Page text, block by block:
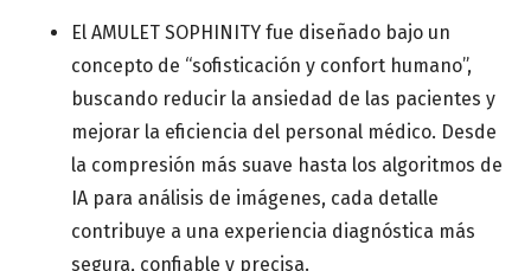
El AMULET SOPHINITY fue diseñado bajo un
concepto de “sofisticación y confort humano”,
buscando reducir la ansiedad de las pacientes y
mejorar la eficiencia del personal médico. Desde
la compresión más suave hasta los algoritmos de
IA para análisis de imágenes, cada detalle
contribuye a una experiencia diagnóstica más
segura, confiable y precisa.